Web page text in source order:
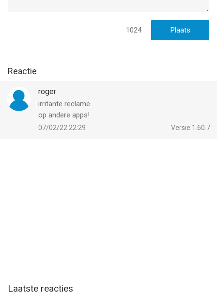
1024
Reactie
roger
irritante reclame....
op andere apps!
Versie 1.60.7
07/02/22 22:29
Laatste reacties